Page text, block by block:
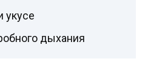
укусе
дыхания